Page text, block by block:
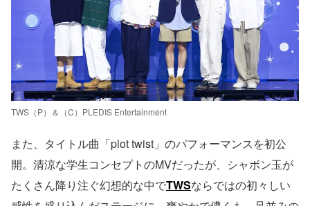
TWS（P）＆（C）PLEDIS Entertainment
また、タイトル曲「plot twist」のパフォーマンスを初公
開。清涼な学生コンセプトのMVだったが、シャボン玉が
たくさん降り注ぐ幻想的な中でTWSならではの初々しい